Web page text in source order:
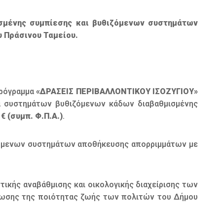
συμπίεσης και βυθιζόμενων συστημάτων
Ταμείου.
«ΔΡΑΣΕΙΣ ΠΕΡΙΒΑΛΛΟΝΤΙΚΟΥ ΙΣΟΖΥΓΙΟΥ»
βυθιζόμενων κάδων διαβαθμισμένης
(συμπ. Φ.Π.Α.).
συστημάτων αποθήκευσης απορριμμάτων με
αναβάθμισης και οικολογικής διαχείρισης των
της ποιότητας ζωής των πολιτών του Δήμου